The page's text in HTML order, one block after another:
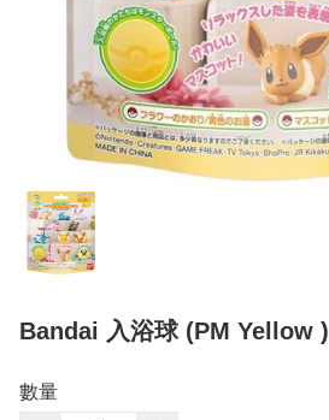
Bandai 入浴球 (PM Yellow )
數量